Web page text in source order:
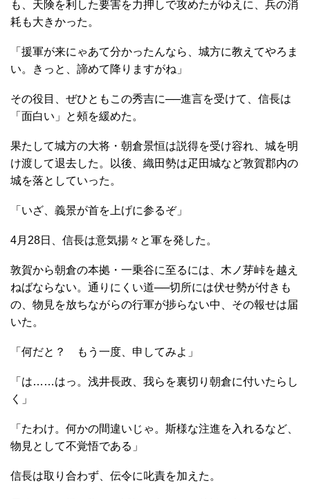
も、天険を利した要害を力押しで攻めたがゆえに、兵の消
耗も大きかった。
「援軍が来にゃあて分かったんなら、城方に教えてやろま
い。きっと、諦めて降りますがね」
その役目、ぜひともこの秀吉に──進言を受けて、信長は
「面白い」と頰を緩めた。
果たして城方の大将・朝倉景恒は説得を受け容れ、城を明
け渡して退去した。以後、織田勢は疋田城など敦賀郡内の
城を落としていった。
「いざ、義景が首を上げに参るぞ」
4月28日、信長は意気揚々と軍を発した。
敦賀から朝倉の本拠・一乗谷に至るには、木ノ芽峠を越え
ねばならない。通りにくい道──切所には伏せ勢が付きも
の、物見を放ちながらの行軍が捗らない中、その報せは届
いた。
「何だと？ もう一度、申してみよ」
「は……はっ。浅井長政、我らを裏切り朝倉に付いたらし
く」
「たわけ。何かの間違いじゃ。斯様な注進を入れるなど、
物見として不覚悟である」
信長は取り合わず、伝令に叱責を加えた。